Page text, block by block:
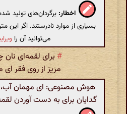
اخطار: برگردان‌های
بسیاری از موارد نادرستند. اگر
می‌توانید آن را
# برای لقمه‌ای نان
مریز از روی فقر
هوش مصنوعی: ای مهمان آب، بر
گدایان برای به دست آوردن